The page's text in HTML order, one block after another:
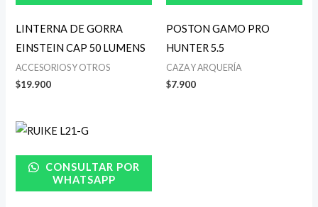
LINTERNA DE GORRA
EINSTEIN CAP 50 LUMENS
ACCESORIOS Y OTROS
$19.900
POSTON GAMO PRO
HUNTER 5.5
CAZA Y ARQUERÍA
$7.900
CONSULTAR POR
WHATSAPP